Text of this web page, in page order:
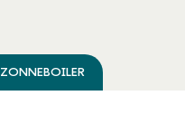
ZONNEBOILER